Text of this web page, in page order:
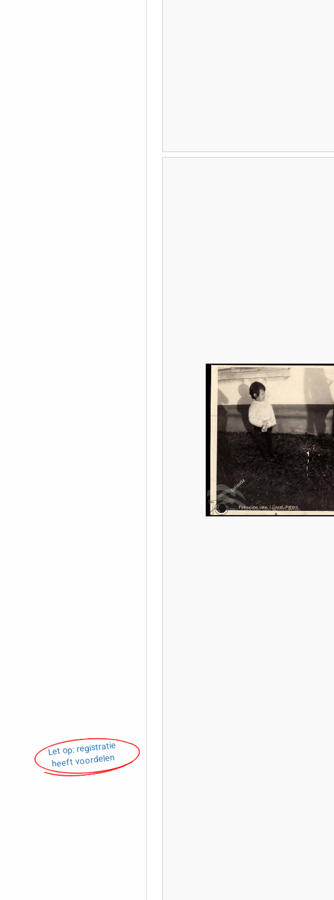
Let op: registratie
heeft voordelen